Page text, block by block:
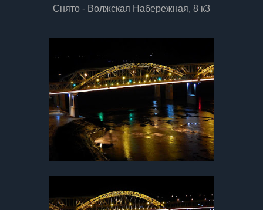
Снято - Волжская Набережная, 8 к3